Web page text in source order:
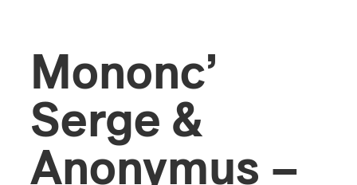
Mononc’
Serge &
Anonymus –